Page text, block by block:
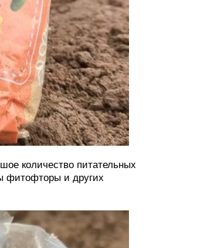
количество питательных
фитофторы и других